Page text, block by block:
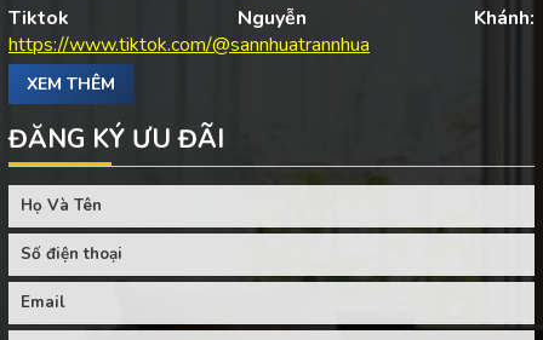
Tiktok Nguyễn Khánh:
https://www.tiktok.com/@sannhuatrannhua
XEM THÊM
ĐĂNG KÝ ƯU ĐÃI